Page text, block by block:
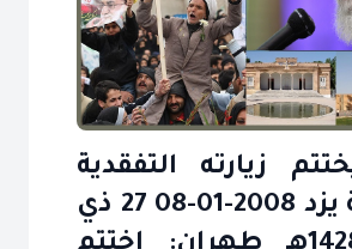
زيارته التفقدية
لمحافظة يزد 2008-01-08 27 ذي